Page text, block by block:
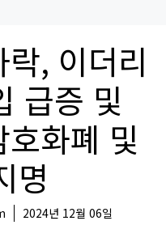
, 이더리
급증 및
화폐 및
명
2024년 12월 06일